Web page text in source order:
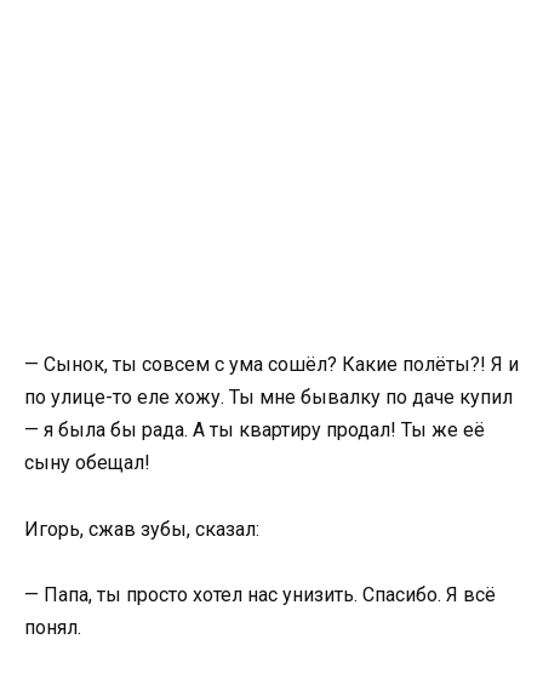
— Сынок, ты совсем с ума сошёл? Какие полёты?! Я и
по улице-то еле хожу. Ты мне бывалку по даче купил
— я была бы рада. А ты квартиру продал! Ты же её
сыну обещал!
Игорь, сжав зубы, сказал:
— Папа, ты просто хотел нас унизить. Спасибо. Я всё
понял.